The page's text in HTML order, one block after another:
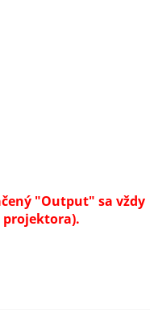
"Output" sa vždy
projektora).